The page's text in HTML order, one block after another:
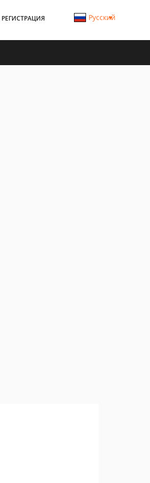
РЕГИСТРАЦИЯ Русский